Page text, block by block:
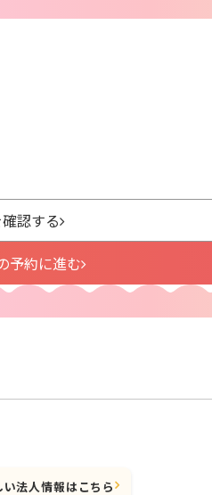
認する
予約に進む
い法人情報はこちら